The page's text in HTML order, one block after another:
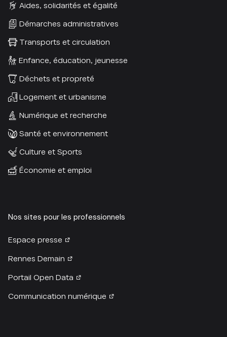
Aides, solidarités et égalité
Démarches administratives
Transports et circulation
Enfance, éducation, jeunesse
Déchets et propreté
Logement et urbanisme
Numérique et recherche
Santé et environnement
Culture et Sports
Économie et emploi
Nos sites pour les professionnels
Espace presse
Rennes Demain
Portail Open Data
Communication numérique